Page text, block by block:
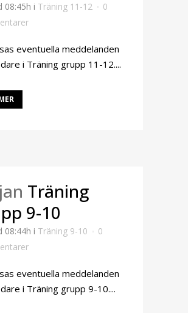
08:45h i Träning 11-12
0
eventuella meddelanden
i Träning grupp 11-12....
Träning
9-10
08:44h i Träning 9-10
0
eventuella meddelanden
i Träning grupp 9-10....